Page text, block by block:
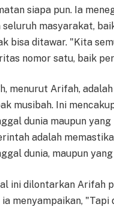
siapa pun. Ia
masyarakat,
bisa ditawar. "Kita
nomor satu, baik
menurut Arifah,
musibah. Ini
dunia maupun
adalah
dunia, maupun
ini dilontarkan Arifah
ia menyampaikan,